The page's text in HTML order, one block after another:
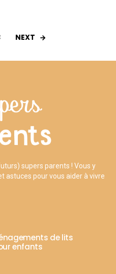
NEXT
supers parents ! Vous y
astuces pour vous aider à vivre
de lits
enfants